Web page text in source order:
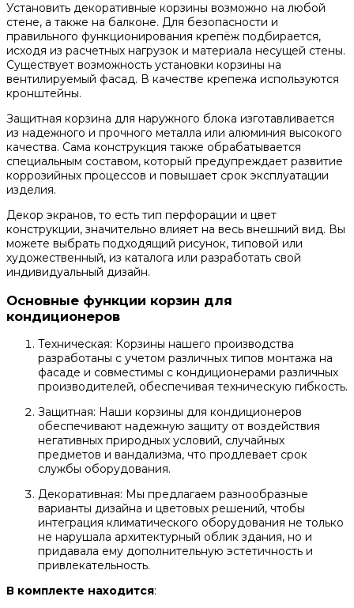
Установить декоративные корзины возможно на любой
стене, а также на балконе. Для безопасности и
правильного функционирования крепёж подбирается,
исходя из расчетных нагрузок и материала несущей стены.
Существует возможность установки корзины на
вентилируемый фасад. В качестве крепежа используются
кронштейны.
Защитная корзина для наружного блока изготавливается
из надежного и прочного металла или алюминия высокого
качества. Сама конструкция также обрабатывается
специальным составом, который предупреждает развитие
коррозийных процессов и повышает срок эксплуатации
изделия.
Декор экранов, то есть тип перфорации и цвет
конструкции, значительно влияет на весь внешний вид. Вы
можете выбрать подходящий рисунок, типовой или
художественный, из каталога или разработать свой
индивидуальный дизайн.
Основные функции корзин для
кондиционеров
Техническая: Корзины нашего производства
разработаны с учетом различных типов монтажа на
фасаде и совместимы с кондиционерами различных
производителей, обеспечивая техническую гибкость.
Защитная: Наши корзины для кондиционеров
обеспечивают надежную защиту от воздействия
негативных природных условий, случайных
предметов и вандализма, что продлевает срок
службы оборудования.
Декоративная: Мы предлагаем разнообразные
варианты дизайна и цветовых решений, чтобы
интеграция климатического оборудования не только
не нарушала архитектурный облик здания, но и
придавала ему дополнительную эстетичность и
привлекательность.
В комплекте находится: